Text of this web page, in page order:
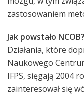
zastosowaniem
Jak powstało NCOB?
Działania, które
Naukowego
IFPS, sięgają 2004
zainteresował się